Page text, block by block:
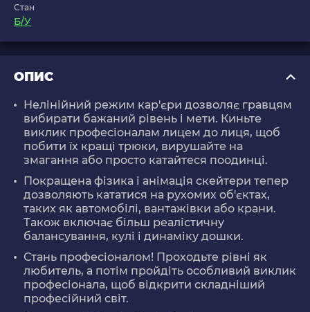
Стан
Б/У
ОПИС
Нелінійний режим кар'єри дозволяє гравцям
вибирати бажаний рівень і мети. Киньте
виклик професіоналам лицем до лиця, щоб
побити їх кращі трюки, вирушайте на
змагання або просто катайтеся поодинці.
Покращена фізика і анімація скейтери тепер
дозволяють кататися на рухомих об'єктах,
таких як автомобілі, вантажівки або крани.
Також включає більш реалістичну
балансування, кулі і динаміку дошки.
Стань професіоналом! Проходьте рівні як
любитель, а потім пройдіть особливий виклик
професіонала, щоб відкрити складніший
професійний світ.